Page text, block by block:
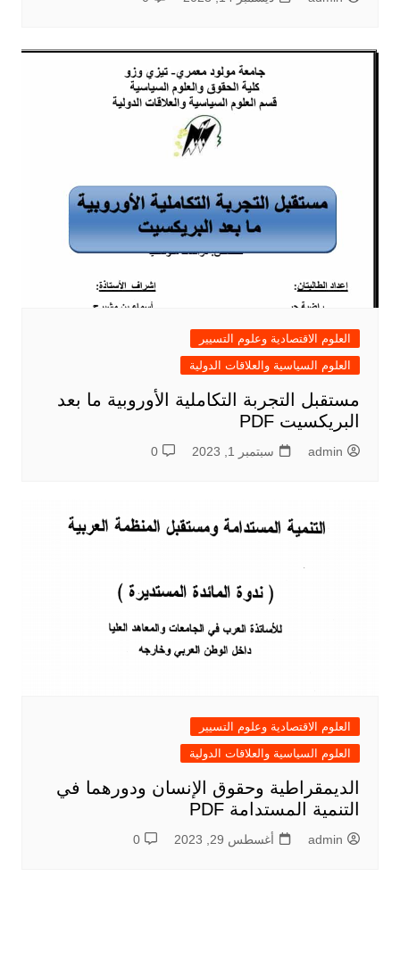
العلوم الاقتصادية وعلوم التسيير
العلوم السياسية والعلاقات الدولية
مستقبل التجربة التكاملية الأوروبية ما بعد
البريكسيت PDF
admin سبتمبر 1, 2023 0
العلوم الاقتصادية وعلوم التسيير
العلوم السياسية والعلاقات الدولية
الديمقراطية وحقوق الإنسان ودورهما في
التنمية المستدامة PDF
admin أغسطس 29, 2023 0